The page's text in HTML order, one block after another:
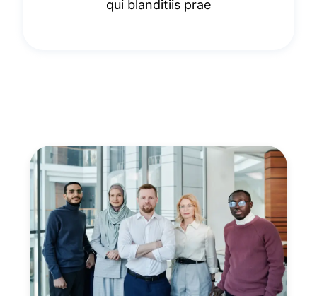
qui blanditiis prae